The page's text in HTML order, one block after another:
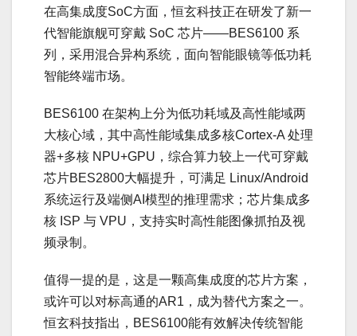
在高集成度SoC方面，恒玄科技正在研发了新一
代智能旗舰可穿戴 SoC 芯片——BES6100 系
列，采用混合异构系统，面向智能眼镜等低功耗
智能终端市场。
BES6100 在架构上分为低功耗域及高性能域两
大核心域，其中高性能域集成多核Cortex‑A 处理
器+多核 NPU+GPU，综合算力较上一代可穿戴
芯片BES2800大幅提升，可满足 Linux/Android
系统运行及端侧AI模型的推理需求；芯片集成多
核 ISP 与 VPU，支持实时高性能图像抓拍及视
频录制。
值得一提的是，这是一颗高集成度的芯片方案，
或许可以对标高通的AR1，成为替代方案之一。
恒玄科技指出，BES6100能有效解决传统智能